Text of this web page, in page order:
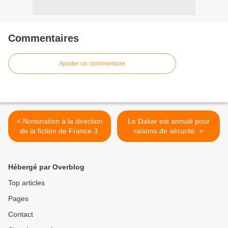
Commentaires
Ajouter un commentaire
< Nomination à la direction
de la fiction de France 3.
Le Dakar est annulé pour
raisons de sécurité. >
Hébergé par Overblog
Top articles
Pages
Contact